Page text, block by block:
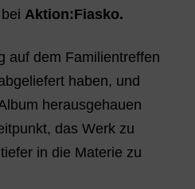
Aktion:Fiasko.
auf dem Familientreffen
haben, und
herausgehauen
das Werk zu
in die Materie zu